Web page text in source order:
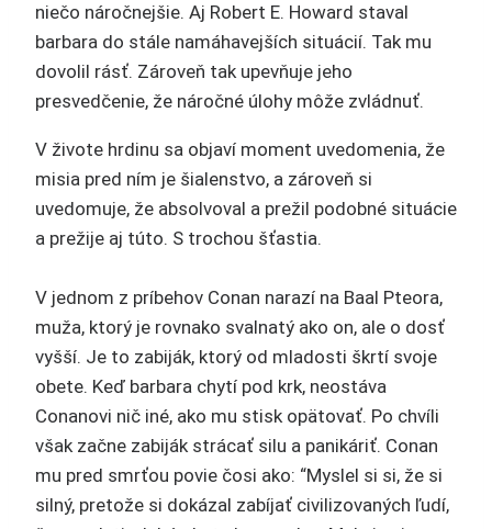
niečo náročnejšie. Aj Robert E. Howard staval
barbara do stále namáhavejších situácií. Tak mu
dovolil rásť. Zároveň tak upevňuje jeho
presvedčenie, že náročné úlohy môže zvládnuť.
V živote hrdinu sa objaví moment uvedomenia, že
misia pred ním je šialenstvo, a zároveň si
uvedomuje, že absolvoval a prežil podobné situácie
a prežije aj túto. S trochou šťastia.
V jednom z príbehov Conan narazí na Baal Pteora,
muža, ktorý je rovnako svalnatý ako on, ale o dosť
vyšší. Je to zabiják, ktorý od mladosti škrtí svoje
obete. Keď barbara chytí pod krk, neostáva
Conanovi nič iné, ako mu stisk opätovať. Po chvíli
však začne zabiják strácať silu a panikáriť. Conan
mu pred smrťou povie čosi ako: “Myslel si si, že si
silný, pretože si dokázal zabíjať civilizovaných ľudí,